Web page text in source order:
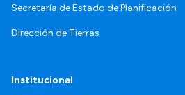
Secretaría de Estado de Planificación
Dirección de Tierras
Institucional